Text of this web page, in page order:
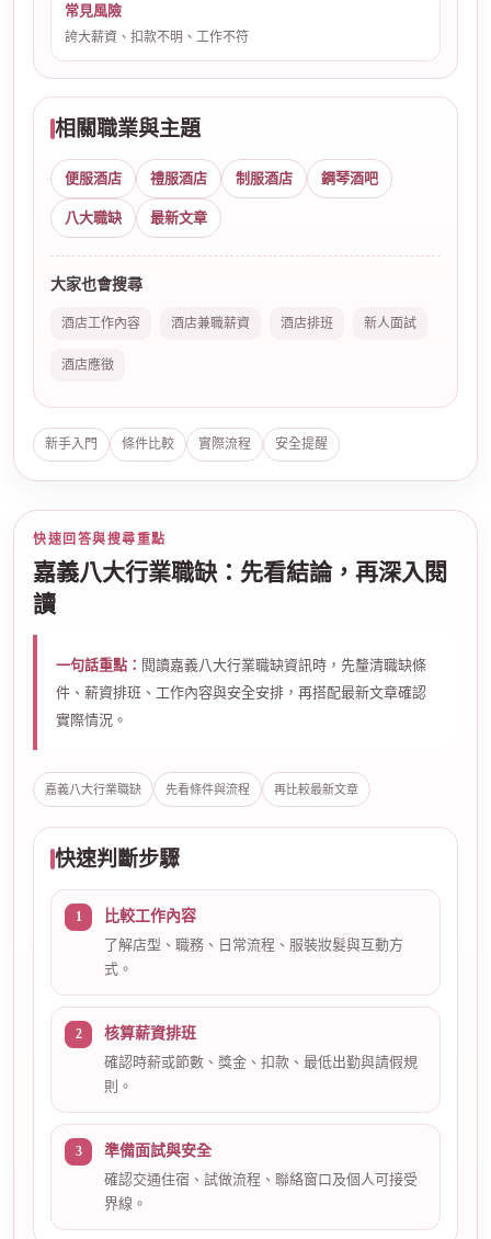
常見風險
誇大薪資、扣款不明、工作不符
相關職業與主題
便服酒店 禮服酒店 制服酒店 鋼琴酒吧
八大職缺 最新文章
大家也會搜尋
酒店工作內容 酒店兼職薪資 酒店排班 新人面試
酒店應徵
新手入門 條件比較 實際流程 安全提醒
快速回答與搜尋重點
嘉義八大行業職缺：先看結論，再深入閱
讀
一句話重點： 閱讀嘉義八大行業職缺資訊時，先釐清職缺條
件、薪資排班、工作內容與安全安排，再搭配最新文章確認
實際情況。
嘉義八大行業職缺 先看條件與流程 再比較最新文章
快速判斷步驟
比較工作內容
了解店型、職務、日常流程、服裝妝髮與互動方
式。
核算薪資排班
確認時薪或節數、獎金、扣款、最低出勤與請假規
則。
準備面試與安全
確認交通住宿、試做流程、聯絡窗口及個人可接受
界線。